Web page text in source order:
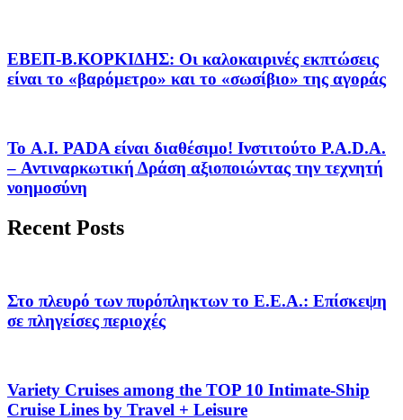
EΒΕΠ-Β.ΚΟΡΚΙΔΗΣ: Οι καλοκαιρινές εκπτώσεις
είναι το «βαρόμετρο» και το «σωσίβιο» της αγοράς
Το A.I. PADA είναι διαθέσιμο! Ινστιτούτο P.A.D.A.
– Αντιναρκωτική Δράση αξιοποιώντας την τεχνητή
νοημοσύνη
Recent Posts
Στο πλευρό των πυρόπληκτων το Ε.Ε.Α.: Επίσκεψη
σε πληγείσες περιοχές
Variety Cruises among the TOP 10 Intimate-Ship
Cruise Lines by Travel + Leisure